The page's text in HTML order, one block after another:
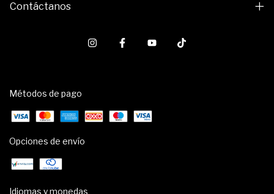
Contáctanos
Métodos de pago
Opciones de envío
Idiomas y monedas